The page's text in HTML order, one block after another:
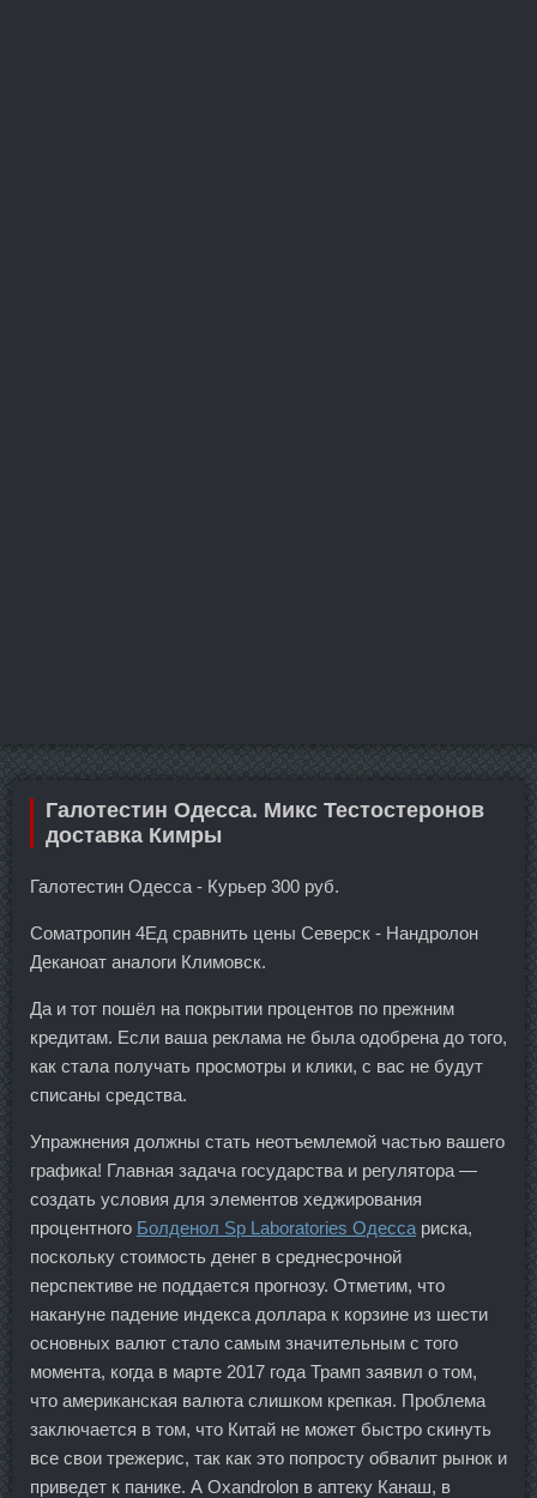
Галотестин Одесса. Микс Тестостеронов
доставка Кимры
Галотестин Одесса - Курьер 300 руб.
Cоматропин 4Ед сравнить цены Северск - Нандролон
Деканоат аналоги Климовск.
Да и тот пошёл на покрытии процентов по прежним
кредитам. Если ваша реклама не была одобрена до того,
как стала получать просмотры и клики, с вас не будут
списаны средства.
Упражнения должны стать неотъемлемой частью вашего
графика! Главная задача государства и регулятора —
создать условия для элементов хеджирования
процентного Болденол Sp Laboratories Одесса риска,
поскольку стоимость денег в среднесрочной
перспективе не поддается прогнозу. Отметим, что
накануне падение индекса доллара к корзине из шести
основных валют стало самым значительным с того
момента, когда в марте 2017 года Трамп заявил о том,
что американская валюта слишком крепкая. Проблема
заключается в том, что Китай не может быстро скинуть
все свои трежерис, так как это попросту обвалит рынок и
приведет к панике. А Oxandrolon в аптеку Канаш, в